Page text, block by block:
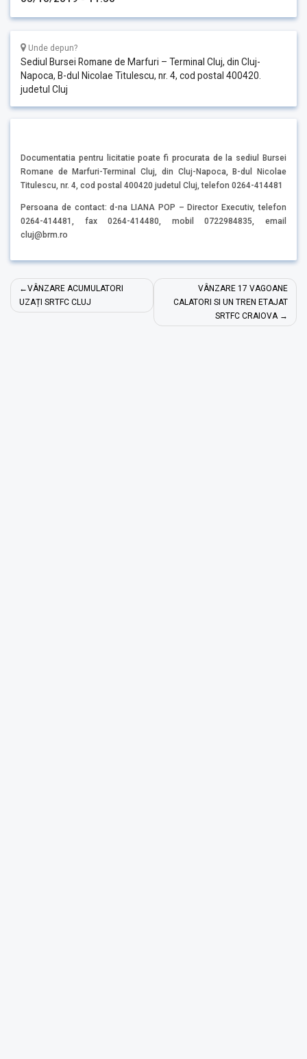
Unde depun?
Sediul Bursei Romane de Marfuri – Terminal Cluj, din Cluj-
Napoca, B-dul Nicolae Titulescu, nr. 4, cod postal 400420.
judetul Cluj
Documentatia pentru licitatie poate fi procurata de la sediul Bursei
Romane de Marfuri-Terminal Cluj, din Cluj-Napoca, B-dul Nicolae
Titulescu, nr. 4, cod postal 400420 judetul Cluj, telefon 0264-414481
Persoana de contact: d-na LIANA POP – Director Executiv, telefon
0264-414481, fax 0264-414480, mobil 0722984835, email
cluj@brm.ro
Navigare
în
VÂNZARE ACUMULATORI
UZAȚI SRTFC CLUJ
VÂNZARE 17 VAGOANE
CALATORI SI UN TREN ETAJAT
SRTFC CRAIOVA